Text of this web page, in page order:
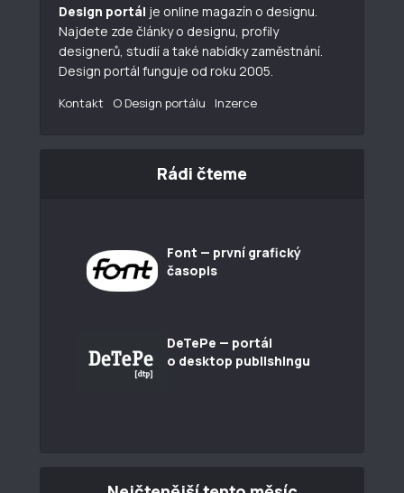
Design portál je online magazín o designu.
Najdete zde články o designu, profily
designerů, studií a také nabídky zaměstnání.
Design portál funguje od roku 2005.
Kontakt O Design portálu Inzerce
Rádi čteme
Font — první grafický
časopis
DeTePe — portál
o desktop publishingu